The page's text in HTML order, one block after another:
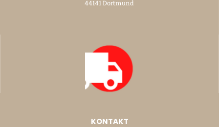
44141 Dortmund
KONTAKT